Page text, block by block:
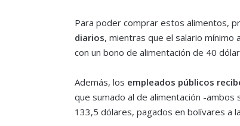
Para poder comprar estos alimentos,
diarios, mientras que el salario
con un bono de alimentación de 40
Además, los empleados públicos
que sumado al de alimentación -ambos
133,5 dólares, pagados en bolívares a